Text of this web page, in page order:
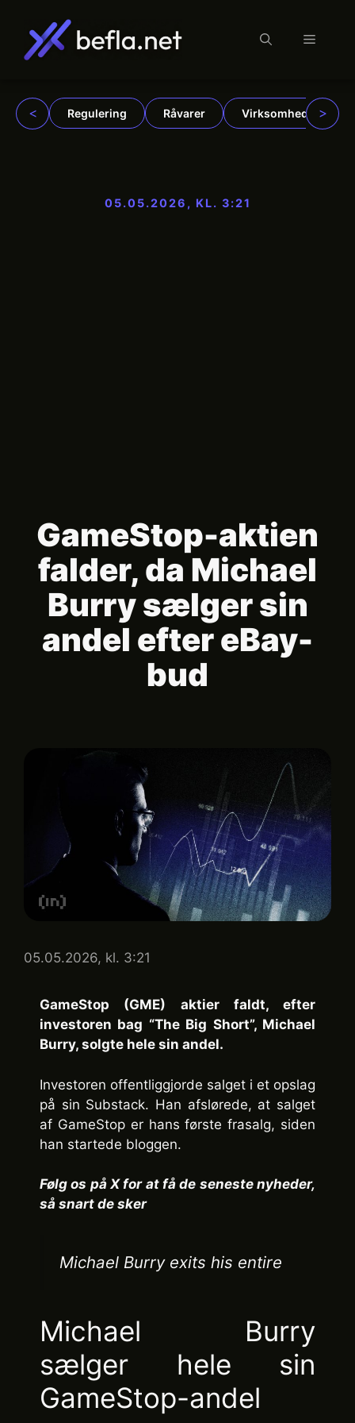
indhold
Menu
< Regulering Råvarer Virksomheder >
05.05.2026, KL. 3:21
GameStop-aktien
falder, da Michael
Burry sælger sin
andel efter eBay-
bud
05.05.2026, kl. 3:21
GameStop (GME) aktier faldt, efter
investoren bag “The Big Short”, Michael
Burry, solgte hele sin andel.
Investoren offentliggjorde salget i et opslag
på sin Substack. Han afslørede, at salget
af GameStop er hans første frasalg, siden
han startede bloggen.
Følg os på X for at få de seneste nyheder,
så snart de sker
Michael Burry exits his entire
Michael Burry
sælger hele sin
GameStop-andel